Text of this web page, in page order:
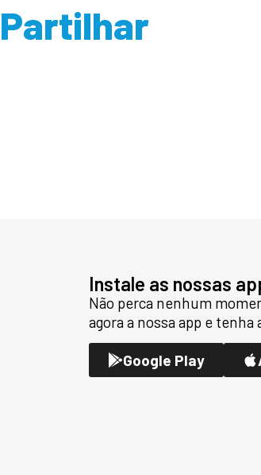
Partilhar
Instale as nossas
Não perca nenhum
agora a nossa app e
Google Play